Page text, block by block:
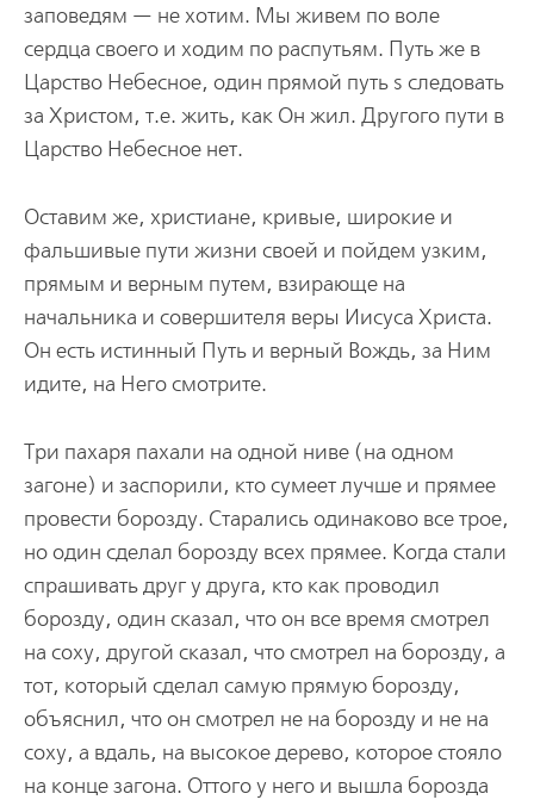
заповедям — не хотим. Мы живем по воле
сердца своего и ходим по распутьям. Путь же в
Царство Небесное, один прямой путь ѕ следовать
за Христом, т.е. жить, как Он жил. Другого пути в
Царство Небесное нет.
Оставим же, христиане, кривые, широкие и
фальшивые пути жизни своей и пойдем узким,
прямым и верным путем, взирающе на
начальника и совершителя веры Иисуса Христа.
Он есть истинный Путь и верный Вождь, за Ним
идите, на Него смотрите.
Три пахаря пахали на одной ниве (на одном
загоне) и заспорили, кто сумеет лучше и прямее
провести борозду. Старались одинаково все трое,
но один сделал борозду всех прямее. Когда стали
спрашивать друг у друга, кто как проводил
борозду, один сказал, что он все время смотрел
на соху, другой сказал, что смотрел на борозду, а
тот, который сделал самую прямую борозду,
объяснил, что он смотрел не на борозду и не на
соху, а вдаль, на высокое дерево, которое стояло
на конце загона. Оттого у него и вышла борозда